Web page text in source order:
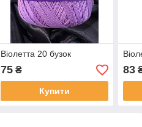
Віолетта 20 бузок
75₴
Купити
83